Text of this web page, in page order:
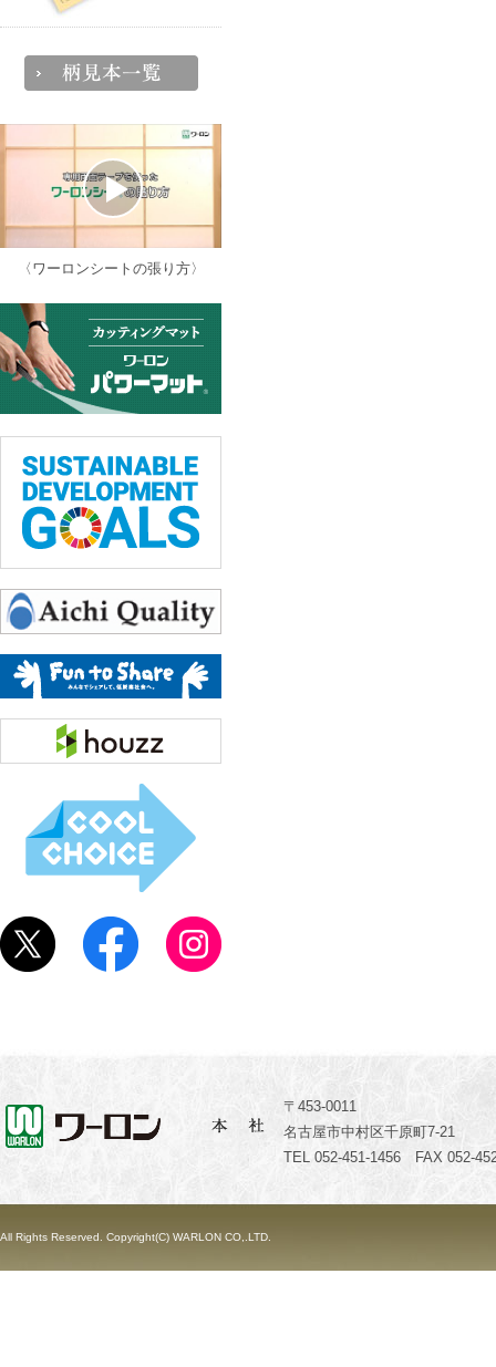
〈ワーロンシートの張り方〉
〒453-0011
名古屋市中村区千原町7-21
TEL 052-451-1456 FAX 052-
All Rights Reserved. Copyright(C) WARLON CO,.LTD.